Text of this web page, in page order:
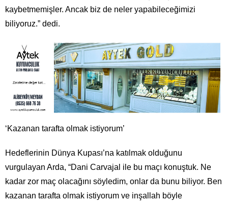
kaybetmemişler. Ancak biz de neler yapabileceğimizi
biliyoruz.” dedi.
‘Kazanan tarafta olmak istiyorum’
Hedeflerinin Dünya Kupası’na katılmak olduğunu
vurgulayan Arda, “Dani Carvajal ile bu maçı konuştuk. Ne
kadar zor maç olacağını söyledim, onlar da bunu biliyor. Ben
kazanan tarafta olmak istiyorum ve inşallah böyle